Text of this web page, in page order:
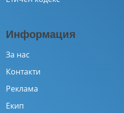
Информация
За нас
Контакти
Реклама
Екип